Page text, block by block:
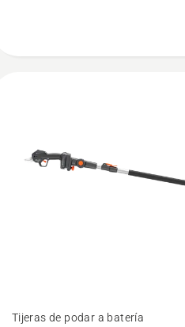
VerTijeras de podar a batería